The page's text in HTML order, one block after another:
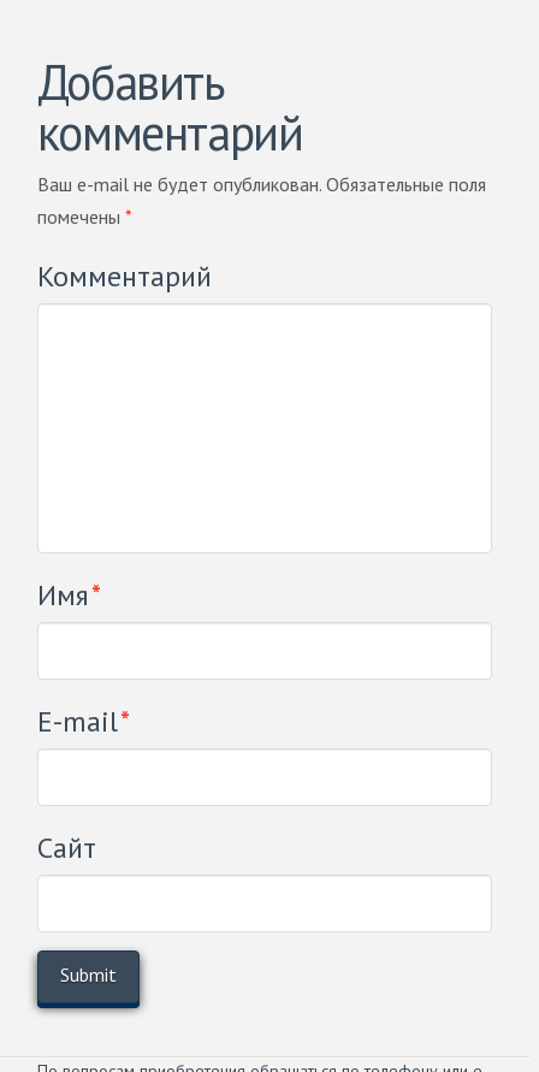
Добавить
комментарий
Ваш e-mail не будет опубликован.Обязательные поля
помечены *
Комментарий
Имя*
E-mail*
Сайт